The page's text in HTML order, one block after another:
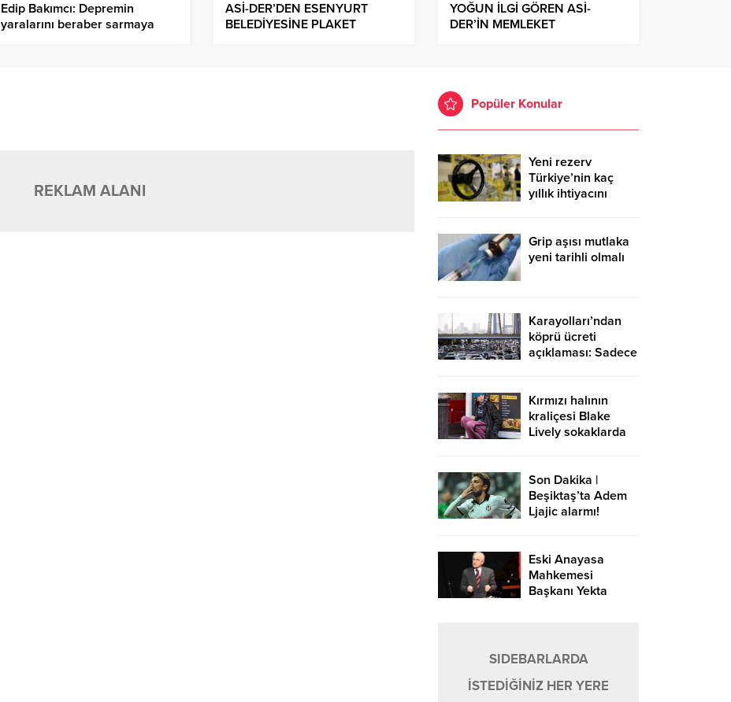
Edip Bakımcı: Depremin
yaralarını beraber sarmaya
ASİ-DER’DEN ESENYURT
BELEDİYESİNE PLAKET
YOĞUN İLGİ GÖREN ASİ-
DER’İN MEMLEKET
REKLAM ALANI
Popüler Konular
Yeni rezerv
Türkiye’nin kaç
yıllık ihtiyacını
Grip aşısı mutlaka
yeni tarihli olmalı
Karayolları’ndan
köprü ücreti
açıklaması: Sadece
geçişlerde ücret
alınır
Kırmızı halının
kraliçesi Blake
Lively sokaklarda
Son Dakika |
Beşiktaş’ta Adem
Ljajic alarmı!
Eski Anayasa
Mahkemesi
Başkanı Yekta
böyle kararlar
SIDEBARLARDA
İSTEDİĞİNİZ HER YERE